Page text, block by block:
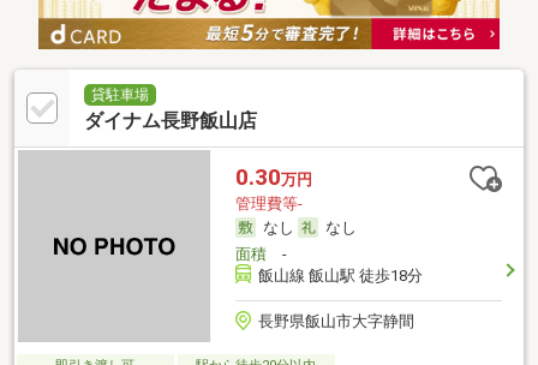
貸駐車場
ダイナム長野飯山店
0.30万円
管理費等-
なし
なし
面積-
飯山線 飯山駅 徒歩18分
長野県飯山市大字静間